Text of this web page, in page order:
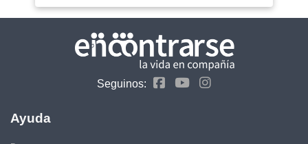
Seguinos:
Ayuda